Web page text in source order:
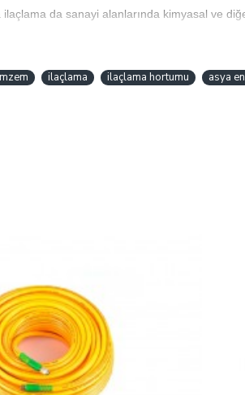
ilaçlama da sanayi alanlarında kimyasal ve
takılı.
ilaçlama ilaçlama hortumu asya